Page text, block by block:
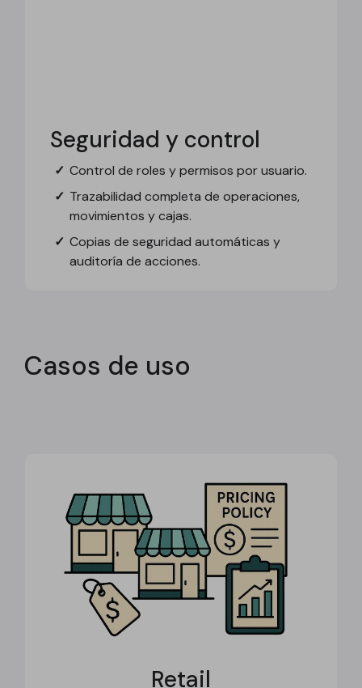
Seguridad y control
Control de roles y permisos por usuario.
Trazabilidad completa de operaciones,
movimientos y cajas.
Copias de seguridad automáticas y
auditoría de acciones.
Casos de uso
Retail